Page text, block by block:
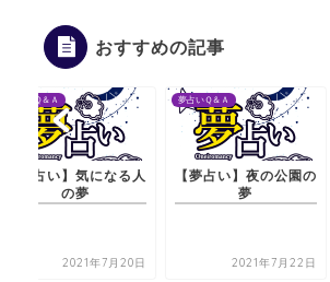
おすすめの記事
夢占いＱ＆Ａ
【夢占い】夜の公園の
夢
2021年7月22日
夢占いＱ＆Ａ
【夢占い】イケメンが
握りばしで食べている
2021年7月20日